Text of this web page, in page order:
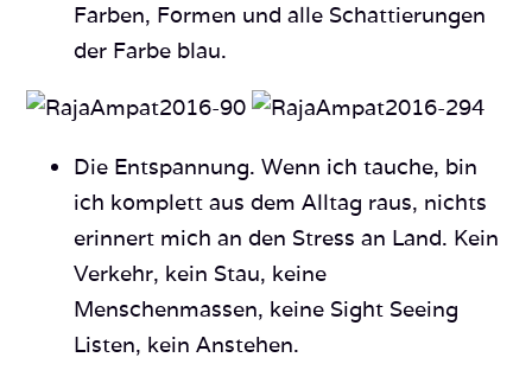
Farben, Formen und alle Schattierungen
der Farbe blau.
Die Entspannung. Wenn ich tauche, bin
ich komplett aus dem Alltag raus, nichts
erinnert mich an den Stress an Land. Kein
Verkehr, kein Stau, keine
Menschenmassen, keine Sight Seeing
Listen, kein Anstehen.